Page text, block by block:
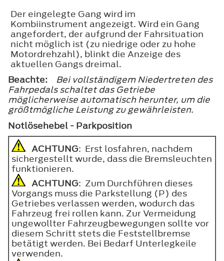
Der eingelegte Gang wird im
Kombiinstrument angezeigt. Wird ein Gang
angefordert, der aufgrund der Fahrsituation
nicht möglich ist (zu niedrige oder zu hohe
Motordrehzahl), blinkt die Anzeige des
aktuellen Gangs dreimal.
Beachte:
Bei vollständigem Niedertreten des
Fahrpedals schaltet das Getriebe
möglicherweise automatisch herunter, um die
größtmögliche Leistung zu gewährleisten.
Notlösehebel - Parkposition
ACHTUNG: Erst losfahren, nachdem
sichergestellt wurde, dass die Bremsleuchten
funktionieren.
ACHTUNG: Zum Durchführen dieses
Vorgangs muss die Parkstellung (P) des
Getriebes verlassen werden, wodurch das
Fahrzeug frei rollen kann. Zur Vermeidung
ungewollter Fahrzeugbewegungen sollte vor
diesem Schritt stets die Feststellbremse
betätigt werden. Bei Bedarf Unterlegkeile
verwenden.